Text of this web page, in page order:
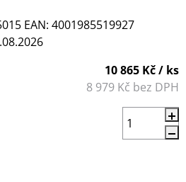
EAN: 4001985519927
10 865 Kč/ ks
8 979 Kč bez DPH